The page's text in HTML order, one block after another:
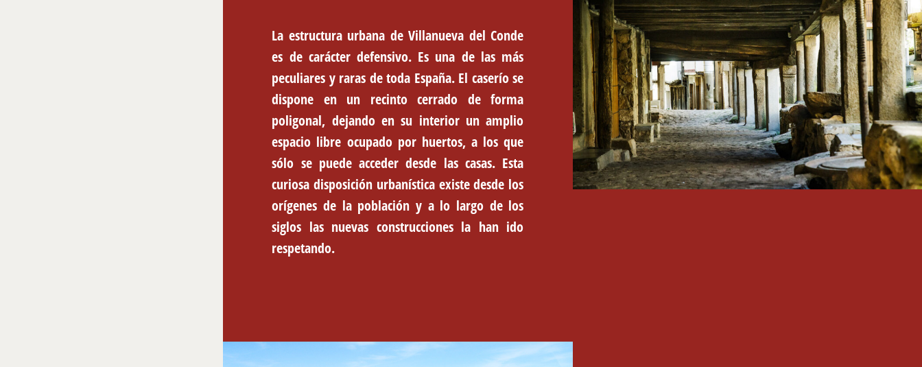
La estructura urbana deVillanueva del Conde
es de carácter defensivo. Es una de las más
peculiares y raras de toda España. El caserío se
dispone en un recinto cerrado de forma
poligonal, dejando en su interior un amplio
espacio libre ocupado por huertos, a los que
sólo se puede acceder desde las casas. Esta
curiosa disposición urbanística existe desde los
orígenes de la población y a lo largo de los
siglos las nuevas construcciones la han ido
respetando.